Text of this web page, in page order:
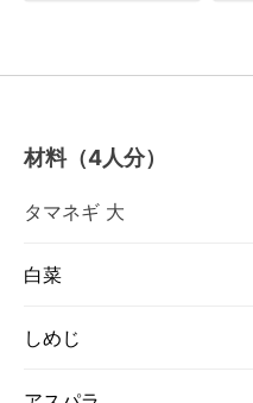
材料（4人分）
タマネギ 大
白菜
しめじ